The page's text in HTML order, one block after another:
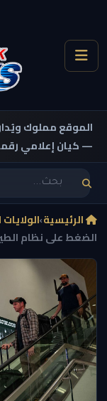
الموقع مملوك
— كيان إعلامي
الرئيسية›
الضغط على نظام